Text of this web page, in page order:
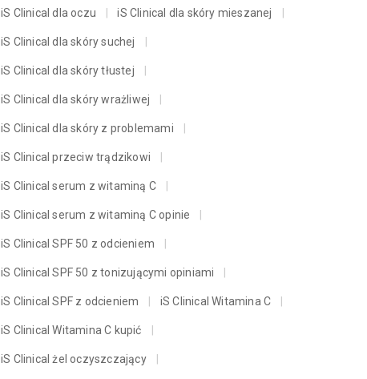
iS Clinical dla oczu iS Clinical dla skóry mieszanej
iS Clinical dla skóry suchej
iS Clinical dla skóry tłustej
iS Clinical dla skóry wrażliwej
iS Clinical dla skóry z problemami
iS Clinical przeciw trądzikowi
iS Clinical serum z witaminą C
iS Clinical serum z witaminą C opinie
iS Clinical SPF 50 z odcieniem
iS Clinical SPF 50 z tonizującymi opiniami
iS Clinical SPF z odcieniem iS Clinical Witamina C
iS Clinical Witamina C kupić
iS Clinical żel oczyszczający